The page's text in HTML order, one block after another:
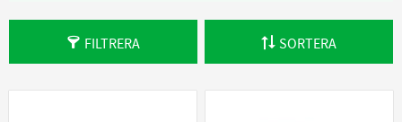
FILTRERA SORTERA